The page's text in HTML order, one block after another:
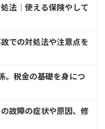
法│使える保険やして
での対処法や注意点を
。税金の基礎を身につ
故障の症状や原因、修